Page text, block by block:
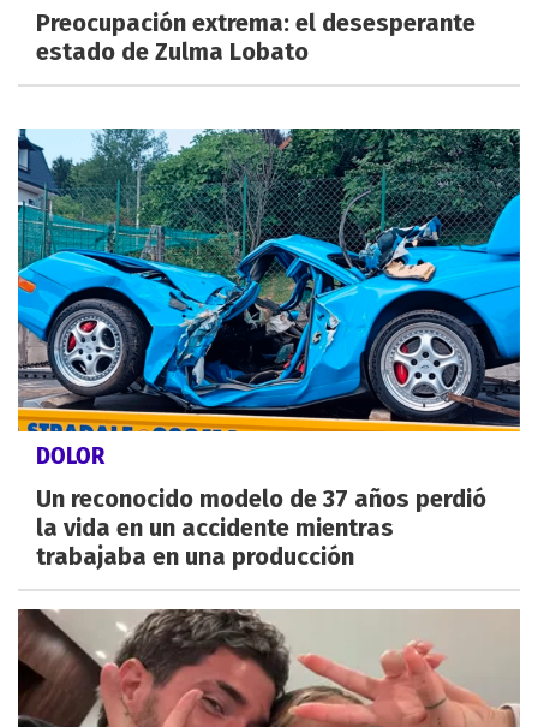
Preocupación extrema: el desesperante
estado de Zulma Lobato
DOLOR
Un reconocido modelo de 37 años perdió
la vida en un accidente mientras
trabajaba en una producción